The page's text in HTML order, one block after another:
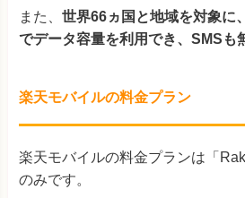
また、 世界66ヵ国と地域を対象に
でデータ容量を利用でき、SMSも
楽天モバイルの料金プラン
楽天モバイルの料金プランは「
のみです。